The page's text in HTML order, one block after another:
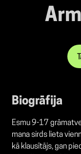
Biogrāfija
Esmu 9-17
mana sirds lieta
kā klausītājs, gan